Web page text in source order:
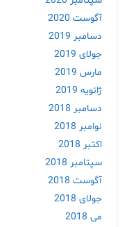
آگوست 2020
دسامبر 2019
جولای 2019
مارس 2019
ژانویه 2019
دسامبر 2018
نوامبر 2018
اکتبر 2018
سپتامبر 2018
آگوست 2018
جولای 2018
می 2018